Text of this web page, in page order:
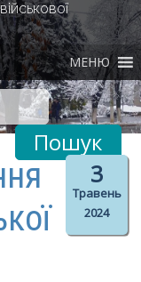
МЕНЮ
3
Травень
2024